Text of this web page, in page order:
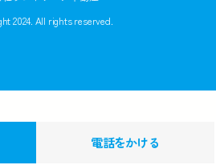
電話をかける
2024. All rights reserved.